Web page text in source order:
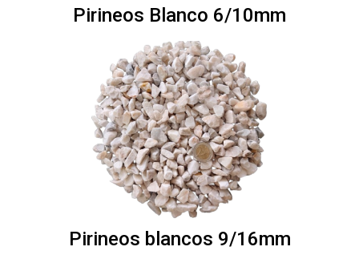
Pirineos Blanco 6/10mm
Pirineos blancos 9/16mm